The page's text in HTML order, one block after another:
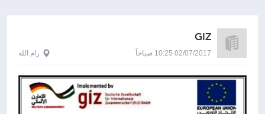
GIZ
02/07/2017 10:25 صباحاً رام الله